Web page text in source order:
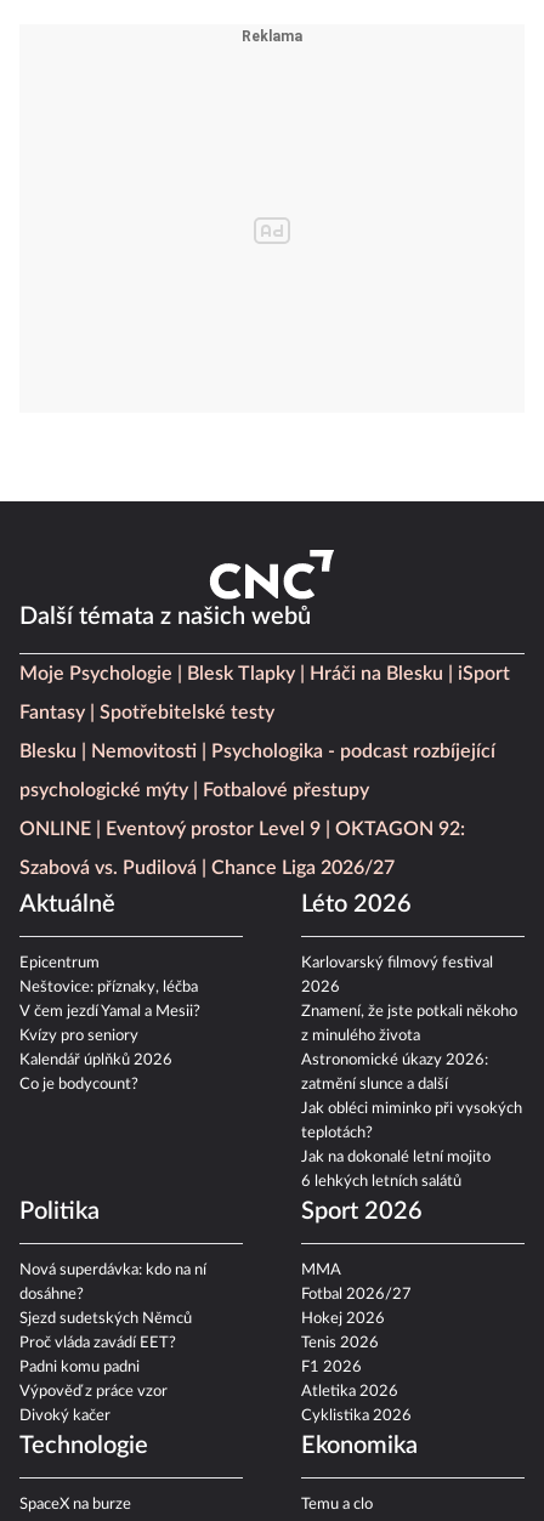
Další témata z našich webů
Moje Psychologie Blesk Tlapky Hráči na Blesku
iSport
Fantasy
Spotřebitelské testy
Blesku
Nemovitosti
Psychologika - podcast rozbíjející
psychologické mýty
Fotbalové přestupy
ONLINE
Eventový prostor Level 9
OKTAGON 92:
Szabová vs. Pudilová
Chance Liga 2026/27
Aktuálně
Epicentrum
Neštovice: příznaky, léčba
V čem jezdí Yamal a Mesii?
Kvízy pro seniory
Kalendář úplňků 2026
Co je bodycount?
Léto 2026
Karlovarský filmový festival
2026
Znamení, že jste potkali někoho
z minulého života
Astronomické úkazy 2026:
zatmění slunce a další
Jak obléci miminko při vysokých
teplotách?
Jak na dokonalé letní mojito
6 lehkých letních salátů
Politika
Nová superdávka: kdo na ní
dosáhne?
Sjezd sudetských Němců
Proč vláda zavádí EET?
Padni komu padni
Výpověď z práce vzor
Divoký kačer
Sport 2026
MMA
Fotbal 2026/27
Hokej 2026
Tenis 2026
F1 2026
Atletika 2026
Cyklistika 2026
Technologie
SpaceX na burze
Ekonomika
Temu a clo